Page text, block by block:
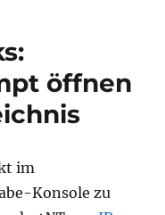
öffnen
im
Konsole zu